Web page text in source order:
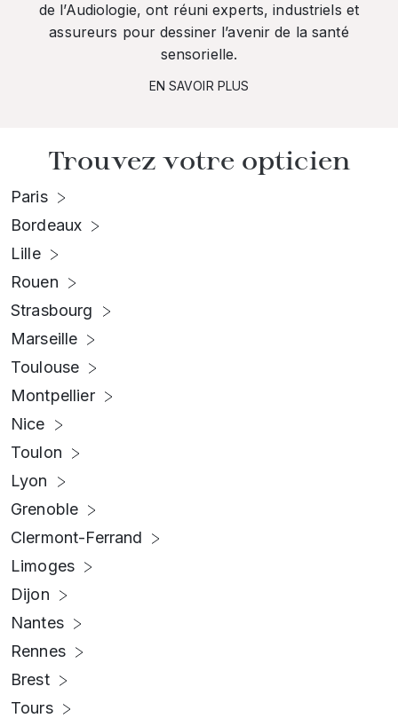
de l’Audiologie, ont réuni experts, industriels et
assureurs pour dessiner l’avenir de la santé
sensorielle.
EN SAVOIR PLUS
Trouvez votre opticien
Paris
Bordeaux
Lille
Rouen
Strasbourg
Marseille
Toulouse
Montpellier
Nice
Toulon
Lyon
Grenoble
Clermont-Ferrand
Limoges
Dijon
Nantes
Rennes
Brest
Tours